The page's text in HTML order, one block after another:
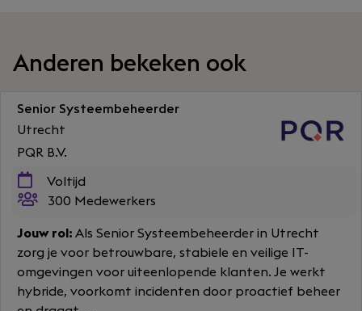
Anderen bekeken ook
Senior Systeembeheerder
Utrecht
PQR B.V.
Voltijd
300 Medewerkers
Jouw rol: Als Senior Systeembeheerder in Utrecht
zorg je voor betrouwbare, stabiele en veilige IT-
omgevingen voor uiteenlopende klanten. Je werkt
hybride, voorkomt incidenten door proactief beheer